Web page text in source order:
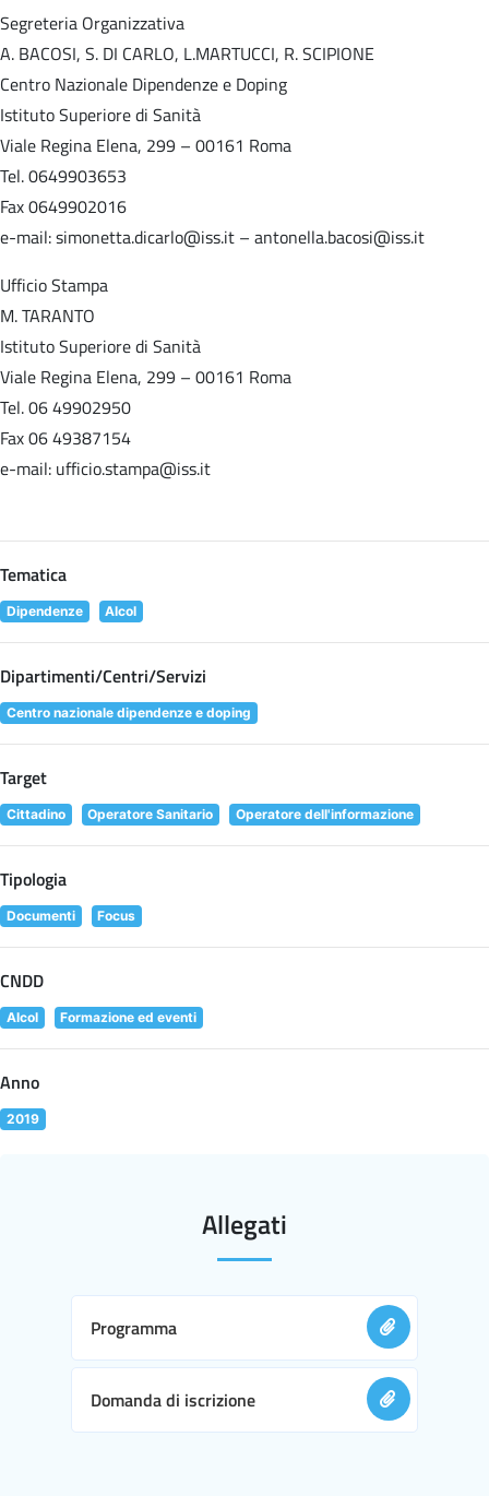
Segreteria Organizzativa
A. BACOSI, S. DI CARLO, L.MARTUCCI, R. SCIPIONE
Centro Nazionale Dipendenze e Doping
Istituto Superiore di Sanità
Viale Regina Elena, 299 – 00161 Roma
Tel. 0649903653
Fax 0649902016
e-mail: simonetta.dicarlo@iss.it – antonella.bacosi@iss.it
Ufficio Stampa
M. TARANTO
Istituto Superiore di Sanità
Viale Regina Elena, 299 – 00161 Roma
Tel. 06 49902950
Fax 06 49387154
e-mail: ufficio.stampa@iss.it
Tematica
Dipendenze Alcol
Dipartimenti/Centri/Servizi
Centro nazionale dipendenze e doping
Target
Cittadino Operatore Sanitario Operatore dell'informazione
Tipologia
Documenti Focus
CNDD
Alcol Formazione ed eventi
Anno
2019
Allegati
Programma
Domanda di iscrizione